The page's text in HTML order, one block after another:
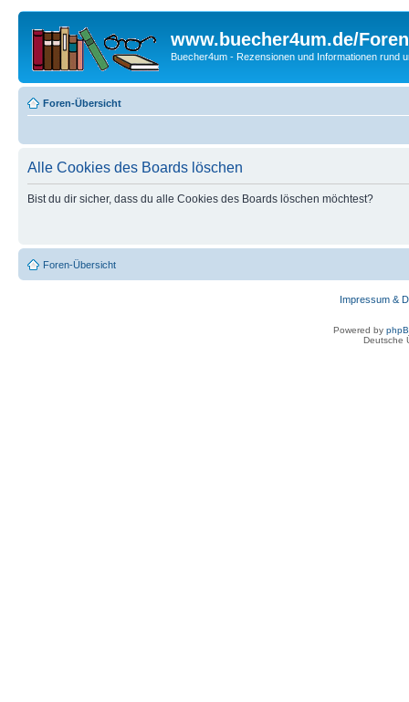
www.buecher4um.de/Foren
Buecher4um - Rezensionen und Informationen rund
Foren-Übersicht
Alle Cookies des Boards löschen
Bist du dir sicher, dass du alle Cookies des Boards löschen möchtest?
Foren-Übersicht
Impressum &
Powered by
Deutsche